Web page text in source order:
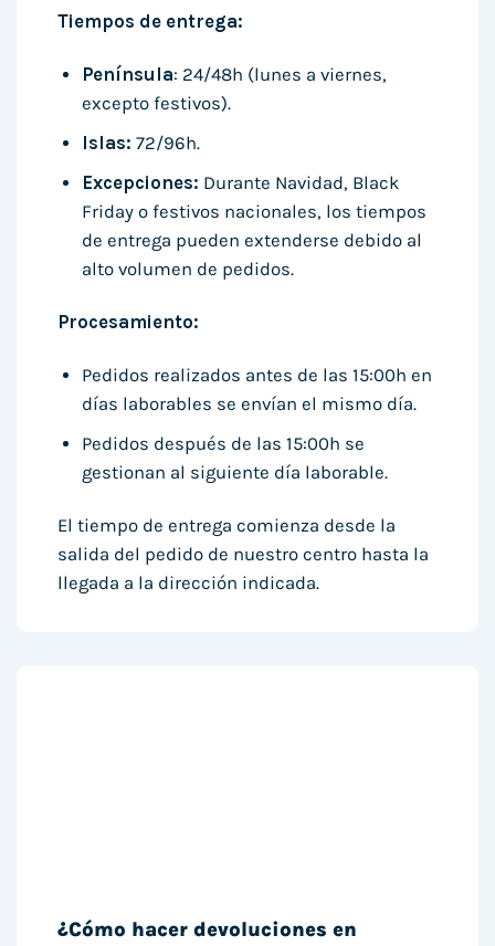
Tiempos de entrega:
Península: 24/48h (lunes a viernes,
excepto festivos).
Islas: 72/96h.
Excepciones: Durante Navidad, Black
Friday o festivos nacionales, los tiempos
de entrega pueden extenderse debido al
alto volumen de pedidos.
Procesamiento:
Pedidos realizados antes de las 15:00h en
días laborables se envían el mismo día.
Pedidos después de las 15:00h se
gestionan al siguiente día laborable.
El tiempo de entrega comienza desde la
salida del pedido de nuestro centro hasta la
llegada a la dirección indicada.
¿Cómo hacer devoluciones en